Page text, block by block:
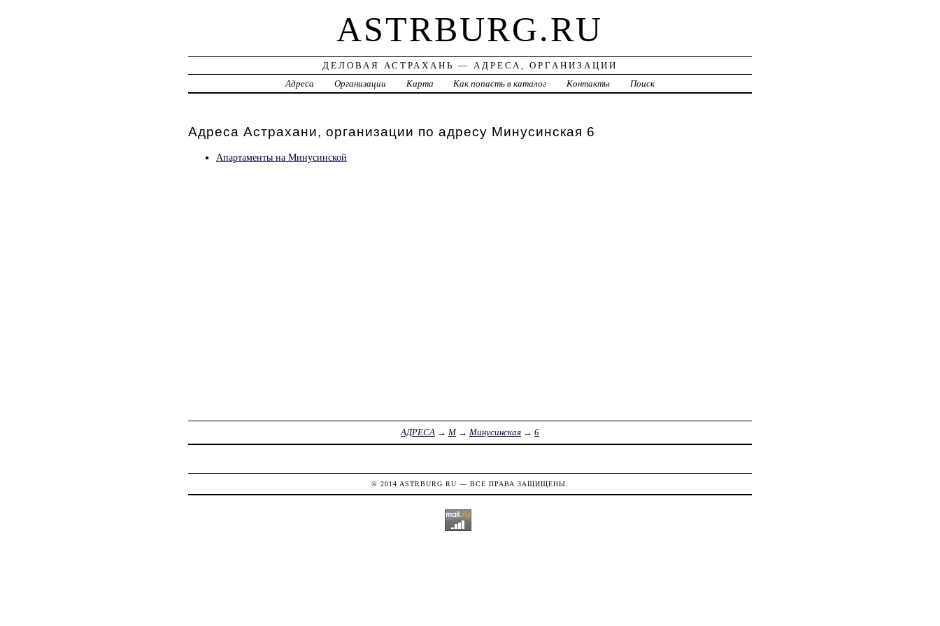
ASTRBURG.RU
ДЕЛОВАЯ АСТРАХАНЬ — АДРЕСА, ОРГАНИЗАЦИИ
Адреса
Организации Карта Как попасть в каталог Контакты Поиск
Адреса Астрахани, организации по адресу Минусинская 6
Апартаменты на Минусинской
АДРЕСА→ М→ Минусинская→ 6
© 2014 ASTRBURG.RU — ВСЕ ПРАВА ЗАЩИЩЕНЫ.